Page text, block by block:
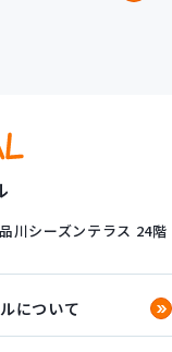
品川シーズンテラス 24階
について